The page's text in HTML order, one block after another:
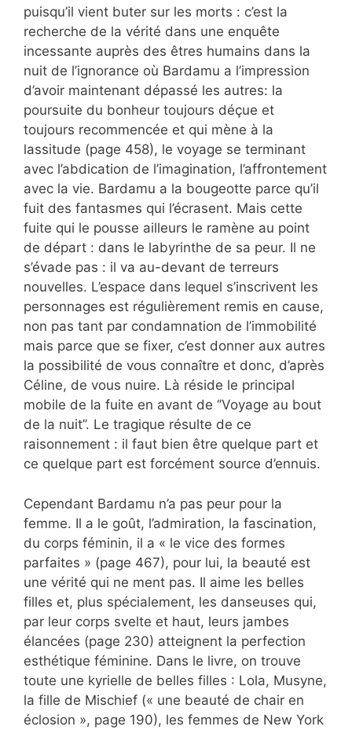
puisqu’il vient buter sur les morts : c’est la
recherche de la vérité dans une enquête
incessante auprès des êtres humains dans la
nuit de l’ignorance où Bardamu a l’impression
d’avoir maintenant dépassé les autres: la
poursuite du bonheur toujours déçue et
toujours recommencée et qui mène à la
lassitude (page 458), le voyage se terminant
avec l’abdication de l’imagination, l’affrontement
avec la vie. Bardamu a la bougeotte parce qu’il
fuit des fantasmes qui l’écrasent. Mais cette
fuite qui le pousse ailleurs le ramène au point
de départ : dans le labyrinthe de sa peur. Il ne
s’évade pas : il va au-devant de terreurs
nouvelles. L’espace dans lequel s’inscrivent les
personnages est régulièrement remis en cause,
non pas tant par condamnation de l’immobilité
mais parce que se fixer, c’est donner aux autres
la possibilité de vous connaître et donc, d’après
Céline, de vous nuire. Là réside le principal
mobile de la fuite en avant de ‘’Voyage au bout
de la nuit’’. Le tragique résulte de ce
raisonnement : il faut bien être quelque part et
ce quelque part est forcément source d’ennuis.
Cependant Bardamu n’a pas peur pour la
femme. Il a le goût, l’admiration, la fascination,
du corps féminin, il a « le vice des formes
parfaites » (page 467), pour lui, la beauté est
une vérité qui ne ment pas. Il aime les belles
filles et, plus spécialement, les danseuses qui,
par leur corps svelte et haut, leurs jambes
élancées (page 230) atteignent la perfection
esthétique féminine. Dans le livre, on trouve
toute une kyrielle de belles filles : Lola, Musyne,
la fille de Mischief (« une beauté de chair en
éclosion », page 190), les femmes de New York